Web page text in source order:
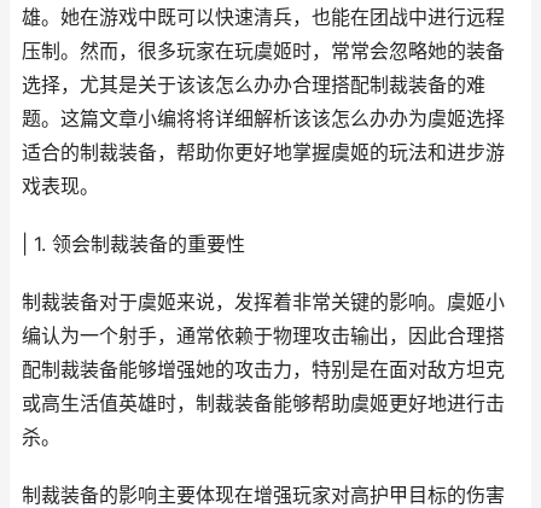
雄。她在游戏中既可以快速清兵，也能在团战中进行远程
压制。然而，很多玩家在玩虞姬时，常常会忽略她的装备
选择，尤其是关于该该怎么办办合理搭配制裁装备的难
题。这篇文章小编将将详细解析该该怎么办办为虞姬选择
适合的制裁装备，帮助你更好地掌握虞姬的玩法和进步游
戏表现。
| 1. 领会制裁装备的重要性
制裁装备对于虞姬来说，发挥着非常关键的影响。虞姬小
编认为一个射手，通常依赖于物理攻击输出，因此合理搭
配制裁装备能够增强她的攻击力，特别是在面对敌方坦克
或高生活值英雄时，制裁装备能够帮助虞姬更好地进行击
杀。
制裁装备的影响主要体现在增强玩家对高护甲目标的伤害